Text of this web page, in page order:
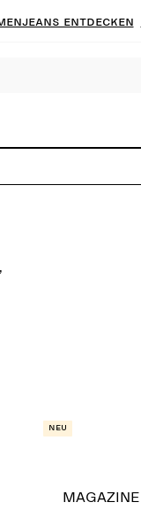
entdecken
Neu